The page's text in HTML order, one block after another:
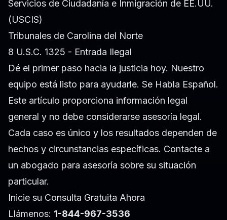
Servicios de Ciudadanía e Inmigración de EE.UU.
(USCIS)
Tribunales de Carolina del Norte
8 U.S.C. 1325 - Entrada Ilegal
Dé el primer paso hacia la justicia hoy. Nuestro
equipo está listo para ayudarle. Se Habla Español.
Este artículo proporciona información legal
general y no debe considerarse asesoría legal.
Cada caso es único y los resultados dependen de
hechos y circunstancias específicas. Contacte a
un abogado para asesoría sobre su situación
particular.
Inicie su Consulta Gratuita Ahora
Llámenos: 1-844-967-3536